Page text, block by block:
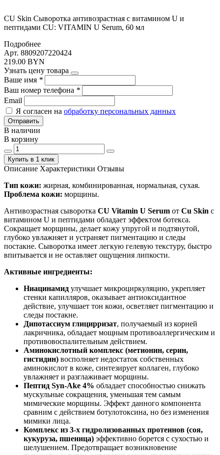
CU Skin Сыворотка антивозрастная с витамином U и
пептидами CU: VITAMIN U Serum, 60 мл
Подробнее
Арт. 8809207220424
219.00 BYN
Узнать цену товара
Ваше имя *
Ваш номер телефона *
Email
Я согласен на обработку персональных данных
Отправить
В наличии
В корзину
Купить в 1 клик
Описание Характеристики Отзывы
Тип кожи: жирная, комбинированная, нормальная, сухая.
Проблема кожи: морщины.
Антивозрастная сыворотка CU Vitamin U Serum от Cu Skin с
витамином U и пептидами обладает эффектом ботекса.
Сокращает морщины, делает кожу упругой и подтянутой,
глубоко увлажняет и устраняет пигментацию и следы
постакне. Сыворотка имеет легкую гелевую текстуру, быстро
впитывается и не оставляет ощущения липкости.
Активные ингредиенты:
Ниацинамид улучшает микроциркуляцию, укрепляет
стенки капилляров, оказывает антиоксидантное
действие, улучшает тон кожи, осветляет пигментацию и
следы постакне.
Дипотассиум глицирризат, получаемый из корней
лакричника, обладает мощным противоаллергическим и
противовоспалительным действием.
Аминокислотный комплекс (метионин, серин,
гистидин) восполняет недостаток собственных
аминокислот в коже, синтезирует коллаген, глубоко
увлажняет и разглаживает морщины.
Пептид Syn-Ake 4% обладает способностью снижать
мускульные сокращения, уменьшая тем самым
мимические морщины. Эффект данного компонента
сравним с действием ботулотоксина, но без изменения
мимики лица.
Комплекс из 3-х гидролизованных протеинов (соя,
кукуруза, пшеница) эффективно борется с сухостью и
шелушением. Предотвращает возникновение